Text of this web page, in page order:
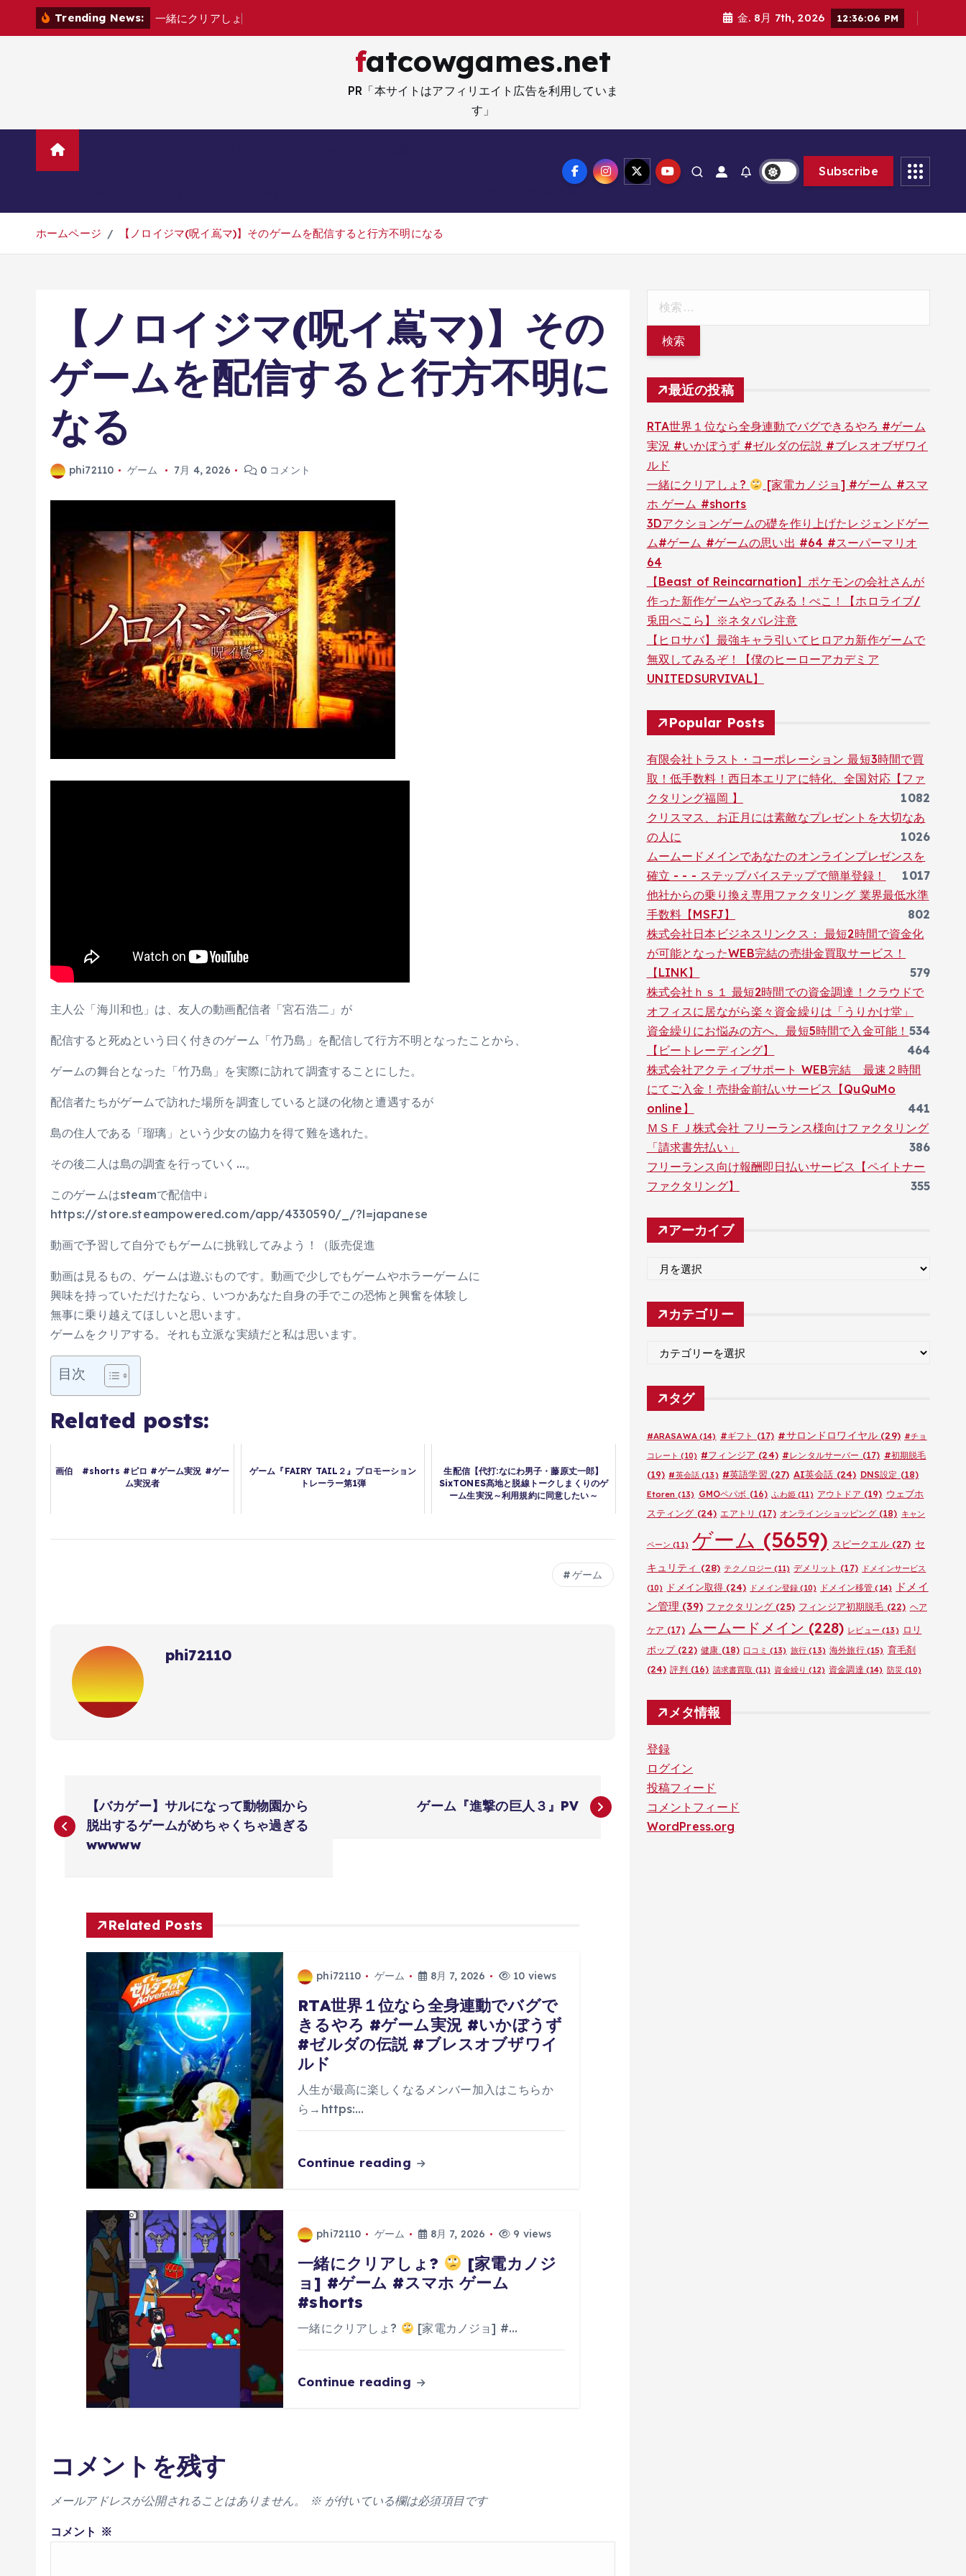
Trending News: 一緒に ク リ ア し ょ 金. 8月 7th, 2026 12:36:07 PM
fatcowgames.net
PR「本サイトはアフィリエイト広告を利用していま
す」
Subscribe
ホームページ 【ノロイジマ(呪イ嶌マ)】そのゲームを配信すると行方不明になる
【ノロイジマ(呪イ嶌マ)】その
ゲームを配信すると行方不明に
なる
phi72110 ゲーム 7月 4, 2026 0 コメント
主人公「海川和也」は、友人の動画配信者「宮石浩二」が
配信すると死ぬという曰く付きのゲーム「竹乃島」を配信して行方不明となったことから、
ゲームの舞台となった「竹乃島」を実際に訪れて調査することにした。
配信者たちがゲームで訪れた場所を調査していると謎の化物と遭遇するが
島の住人である「瑠璃」という少女の協力を得て難を逃れた。
その後二人は島の調査を行っていく…。
このゲームはsteamで配信中↓
https://store.steampowered.com/app/4330590/_/?l=japanese
動画で予習して自分でもゲームに挑戦してみよう！（販売促進
動画は見るもの、ゲームは遊ぶものです。動画で少しでもゲームやホラーゲームに
興味を持っていただけたなら、いつかあなた自身の手でこの恐怖と興奮を体験し
無事に乗り越えてほしいと思います。
ゲームをクリアする。それも立派な実績だと私は思います。
目次
Related posts:
画伯 #shorts #ピロ #ゲーム実況 #ゲー
ム実況者
ゲーム『FAIRY TAIL２』プロモーション
トレーラー第1弾
生配信【代打:なにわ男子・藤原丈一郎】
SixTONES髙地と脱線トークしまくりのゲ
ーム生実況～利用規約に同意したい～
ゲーム
phi72110
稿
【バカゲー】サルになって動物園から
脱出するゲームがめちゃくちゃ過ぎる
wwwww
ゲーム『進撃の巨人３』PV
Related Posts
phi72110 ゲーム 8月 7, 2026 10 views
RTA世界１位なら全身連動でバグで
きるやろ #ゲーム実況 #いかぼうず
#ゼルダの伝説 #ブレスオブザワイ
ルド
人生が最高に楽しくなるメンバー加入はこちらか
ら→https:…
Continue reading
phi72110 ゲーム 8月 7, 2026 9 views
一緒にクリアしょ?
[家電カノジ
ョ] #ゲーム #スマホ ゲーム
#shorts
一緒にクリアしょ? [家電カノジョ] #…
Continue reading
コメントを残す
メールアドレスが公開されることはありません。 ※が付いている欄は必須項目です
コメント ※
最近の投稿
RTA世界１位なら全身連動でバグできるやろ #ゲーム
実況 #いかぼうず #ゼルダの伝説 #ブレスオブザワイ
ルド
一緒にクリアしょ?
[家電カノジョ] #ゲーム #スマ
ホ ゲーム #shorts
3Dアクションゲームの礎を作り上げたレジェンドゲー
ム#ゲーム #ゲームの思い出 #64 #スーパーマリオ
64
【Beast of Reincarnation】ポケモンの会社さんが
作った新作ゲームやってみる！ぺこ！【ホロライブ/
兎田ぺこら】※ネタバレ注意
【ヒロサバ】最強キャラ引いてヒロアカ新作ゲームで
無双してみるぞ！【僕のヒーローアカデミア
UNITEDSURVIVAL】
Popular Posts
有限会社トラスト・コーポレーション 最短3時間で買
取！低手数料！西日本エリアに特化、全国対応【ファ
クタリング福岡 】
1082
クリスマス、お正月には素敵なプレゼントを大切なあ
の人に
1026
ムームードメインであなたのオンラインプレゼンスを
確立 - - - ステップバイステップで簡単登録！
1017
他社からの乗り換え専用ファクタリング 業界最低水準
手数料【MSFJ】
802
株式会社日本ビジネスリンクス： 最短2時間で資金化
が可能となったWEB完結の売掛金買取サービス！
【LINK】
579
株式会社ｈｓ１ 最短2時間での資金調達！クラウドで
オフィスに居ながら楽々資金繰りは「うりかけ堂」
534
資金繰りにお悩みの方へ、最短5時間で入金可能！
【ビートレーディング】
464
株式会社アクティブサポート WEB完結 最速２時間
にてご入金！売掛金前払いサービス【QuQuMo
online】
441
ＭＳＦＪ株式会社 フリーランス様向けファクタリング
「請求書先払い」
386
フリーランス向け報酬即日払いサービス【ペイトナー
ファクタリング】
355
アーカイブ
カ
イ
カテゴリー
ゴ
リ
タグ
#ARASAWA(14) #ギフト (17) #サロンドロワイヤル (29) #チョ
コレート (10) #フィンジア (24) #レンタルサーバー (17) #初期脱毛
(19) #英会話 (13) #英語学習 (27) AI英会話 (24) DNS設定 (18)
Etoren (13) GMOペパボ (16) ふわ姫(11) アウトドア (19) ウェブホ
スティング (24) エアトリ (17) オンラインショッピング(18) キャン
ペーン (11) ゲーム (5659) スピークエル(27) セ
キュリティ (28) テクノロジー (11) デメリット (17)
ドメインサービス
(10)
ドメイン取得 (24) ドメイン登録 (10) ドメイン移管 (14)
ドメイ
ン管理 (39) ファクタリング (25) フィンジア初期脱毛 (22) ヘア
ケア (17) ムームードメイン (228) レビュー (13) ロリ
ポップ(22) 健康 (18) 口コミ (13) 旅行 (13) 海外旅行(15) 育毛剤
(24) 評判 (16) 請求書買取 (11) 資金繰り (12) 資金調達 (14) 防災 (10)
メタ情報
登録
ログイン
投稿フィード
コメントフィード
WordPress.org